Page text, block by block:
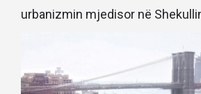
urbanizmin mjedisor në